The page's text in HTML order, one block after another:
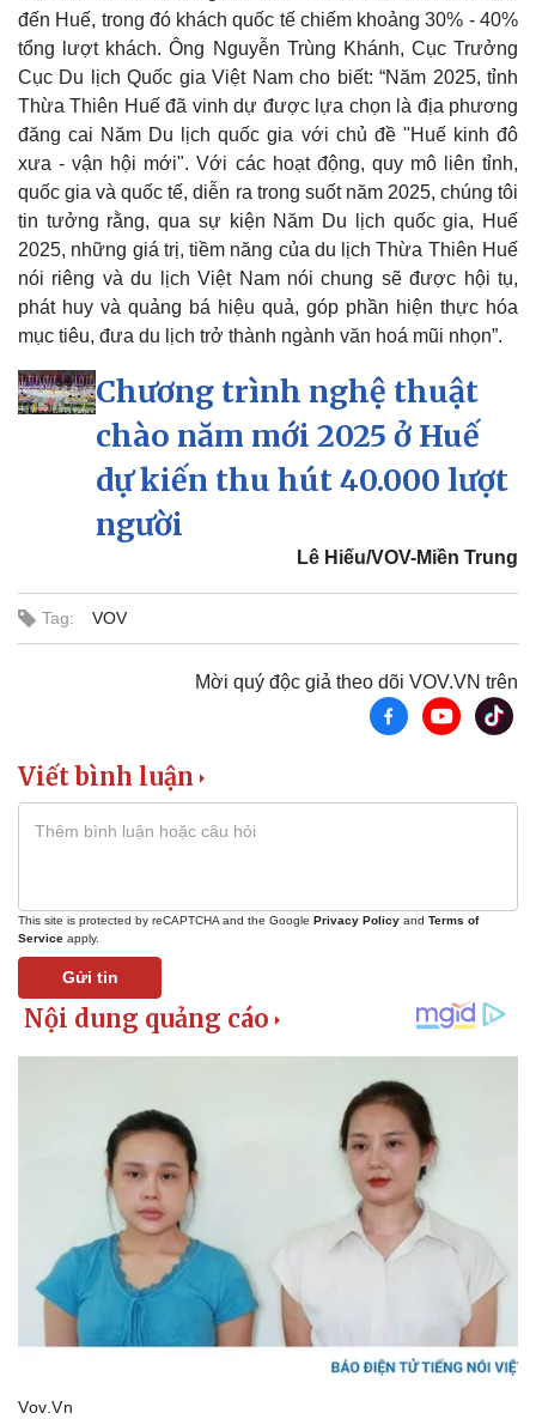
Vụ án
Tin nóng
Tư vấn luật
Vũ khí
Việt Nam
Phân tích
eSports
đến Huế, trong đó khách quốc tế chiếm khoảng 30% - 40%
tổng lượt khách. Ông Nguyễn Trùng Khánh, Cục Trưởng
Cục Du lịch Quốc gia Việt Nam cho biết: “Năm 2025, tỉnh
Thừa Thiên Huế đã vinh dự được lựa chọn là địa phương
đăng cai Năm Du lịch quốc gia với chủ đề "Huế kinh đô
xưa - vận hội mới". Với các hoạt động, quy mô liên tỉnh,
quốc gia và quốc tế, diễn ra trong suốt năm 2025, chúng tôi
tin tưởng rằng, qua sự kiện Năm Du lịch quốc gia, Huế
2025, những giá trị, tiềm năng của du lịch Thừa Thiên Huế
nói riêng và du lịch Việt Nam nói chung sẽ được hội tụ,
phát huy và quảng bá hiệu quả, góp phần hiện thực hóa
mục tiêu, đưa du lịch trở thành ngành văn hoá mũi nhọn”.
Chương trình nghệ thuật
chào năm mới 2025 ở Huế
dự kiến thu hút 40.000 lượt
người
Lê Hiếu/VOV-Miền Trung
Tag: VOV
Mời quý độc giả theo dõi VOV.VN trên
Viết bình luận
This site is protected by reCAPTCHA and the Google Privacy Policy and Terms of
Service apply.
Gửi tin